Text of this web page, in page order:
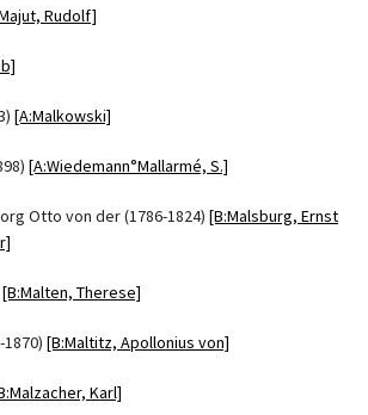
Rudolf]
[A:Malkowski]
[A:Wiedemann°Mallarmé, S.]
Otto von der (1786-1824) [B:Malsburg, Ernst
[B:Malten, Therese]
[B:Maltitz, Apollonius von]
Karl]